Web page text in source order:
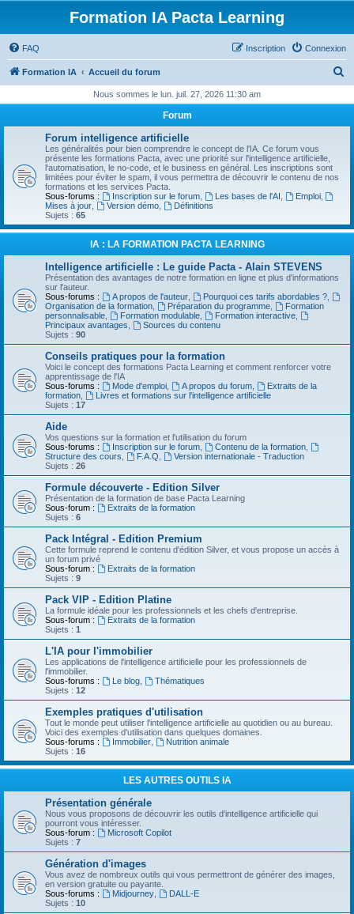
Formation IA Pacta Learning
FAQ Connexion
Inscription
Formation IA Accueil du forum
h
e
Nous sommes le lun. juil. 27, 2026 11:30 am
Forum
Forum intelligence artificielle
Les généralités pour bien comprendre le concept de l'IA. Ce forum vous
présente les formations Pacta, avec une priorité sur l'intelligence artificielle,
l'automatisation, le no-code, et le business en général. Les inscriptions sont
limitées pour éviter le spam, il vous permettra de découvrir le contenu de nos
formations et les services Pacta.
Sous-forums :
Inscription sur le forum, Les bases de l'AI Emploi,
Mises à jour
Version démo,
Définitions
Sujets : 65
IA : LA FORMATION PACTA LEARNING
Intelligence artificielle : Le guide Pacta - Alain STEVENS
Présentation des avantages de notre formation en ligne et plus d'informations
sur l'auteur.
Sous-forums :
A propos de l'auteur, Pourquoi ces tarifs abordables ?,
Organisation de la formation
Préparation du programme,
Formation
personnalisable
Formation modulable, Formation interactive,
Principaux avantages
Sources du contenu
Sujets : 90
Conseils pratiques pour la formation
Voici le concept des formations Pacta Learning et comment renforcer votre
apprentissage de l'IA
Sous-forums :
Mode d'emploi, A propos du forum,
Extraits de la
formation
Livres et formations sur l'intelligence artificielle
Sujets : 17
Aide
Vos questions sur la formation et l'utilisation du forum
Sous-forums :
Inscription sur le forum, Contenu de la formation,
Structure des cours
F.A.Q
Version internationale - Traduction
Sujets : 26
Formule découverte - Edition Silver
Présentation de la formation de base Pacta Learning
Sous-forum :
Extraits de la formation
Sujets : 6
Pack Intégral - Edition Premium
Cette formule reprend le contenu d'édition Silver, et vous propose un accès à
un forum privé
Sous-forum :
Extraits de la formation
Sujets : 9
Pack VIP - Edition Platine
La formule idéale pour les professionnels et les chefs d'entreprise.
Sous-forum :
Extraits de la formation
Sujets : 1
L'IA pour l'immobilier
Les applications de l'intelligence artificielle pour les professionnels de
l'immobilier.
Sous-forums :
Le blog,
Thématiques
Sujets : 12
Exemples pratiques d'utilisation
Tout le monde peut utiliser l'intelligence artificielle au quotidien ou au bureau.
Voici des exemples d'utilisation dans quelques domaines.
Sous-forums :
Immobilier,
Nutrition animale
Sujets : 16
LES AUTRES OUTILS IA
Présentation générale
Nous vous proposons de découvrir les outils d'intelligence artificielle qui
pourront vous intéresser.
Sous-forum :
Microsoft Copilot
Sujets : 7
Génération d'images
Vous avez de nombreux outils qui vous permettront de générer des images,
en version gratuite ou payante.
Sous-forums :
Midjourney,
DALL-E
Sujets : 10